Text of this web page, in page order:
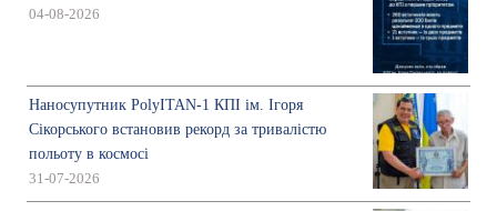
04-08-2026
Наносупутник PolyITAN-1 КПІ ім. Ігоря
Сікорського встановив рекорд за тривалістю
польоту в космосі
31-07-2026